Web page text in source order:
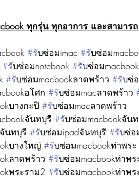
ทุกรุ่น ทุกอาการ และสามาร
#รับซ่อมimac #รบซ่อม
#รับซ่อมnotebook #รบซ่อม
#รับซ่อมmacbookลาดพร้าว #รบซ่
อโศก #รับซ่อมmacลาดพร้าว
บางกะปิ #รับซ่อมmacลาดพร้าว
จันทบุรี #รบซ่อมmacbookจัน
นทบุรี #รับซ่อมipadจันทบุรี #รบซ่อ
บางใหญ่ #รับซ่อมmacbookท่าพระ
ลาดพร้าว #รบซ่อมmacbookท่าพร
พระราม2 #รบซ่อมmacbookท่าพร